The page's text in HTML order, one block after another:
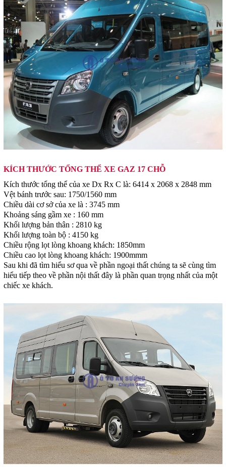
KÍCH THƯỚC TỔNG THỂ XE GAZ 17 CHỖ
Kích thước tổng thể của xe Dx Rx C là: 6414 x 2068 x 2848 mm
Vệt bánh trước sau: 1750/1560 mm
Chiều dài cơ sở của xe là : 3745 mm
Khoảng sáng gầm xe : 160 mm
Khối lượng bản thân : 2810 kg
Khối lượng toàn bộ : 4150 kg
Chiều rộng lọt lòng khoang khách: 1850mm
Chiều cao lọt lòng khoang khách: 1900mmm
Sau khi đã tìm hiểu sơ qua về phần ngoại thất chúng ta sẽ cùng tìm
hiểu tiếp theo về phần nội thất đây là phần quan trọng nhất của một
chiếc xe khách.